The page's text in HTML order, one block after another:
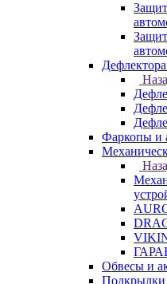
Фаркопы и
Обвесы и
Подкрылки